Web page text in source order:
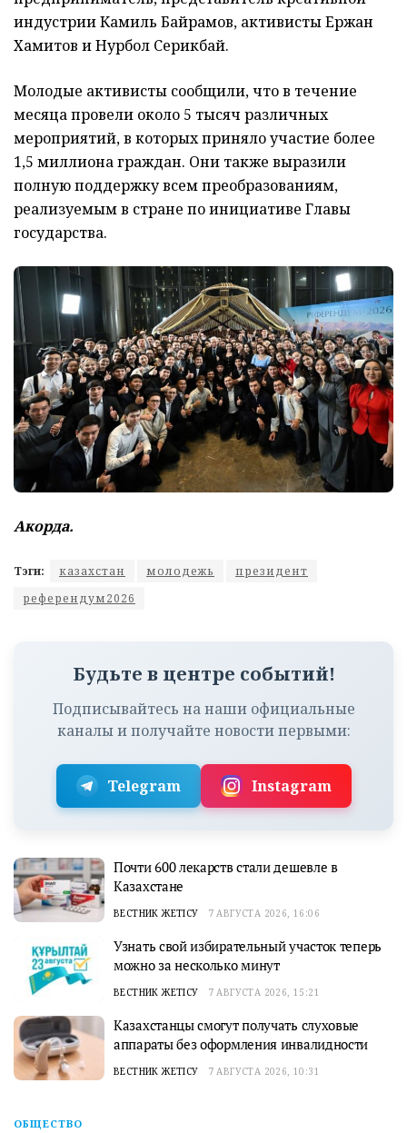
индустрии Камиль Байрамов, активисты Ержан
Хамитов и Нурбол Серикбай.
Молодые активисты сообщили, что в течение
месяца провели около 5 тысяч различных
мероприятий, в которых приняло участие более
1,5 миллиона граждан. Они также выразили
полную поддержку всем преобразованиям,
реализуемым в стране по инициативе Главы
государства.
Акорда.
Тэги: казахстан молодежь
президент
референдум2026
Будьте в центре событий!
Подписывайтесь на наши официальные
каналы и получайте новости первыми:
Telegram Instagram
Почти 600 лекарств стали дешевле в
Казахстане
ВЕСТНИК ЖЕТІСУ 7 АВГУСТА 2026, 16:06
Узнать свой избирательный участок теперь
можно за несколько минут
ВЕСТНИК ЖЕТІСУ 7 АВГУСТА 2026, 15:21
Казахстанцы смогут получать слуховые
аппараты без оформления инвалидности
ВЕСТНИК ЖЕТІСУ 7 АВГУСТА 2026, 10:31
ОБЩЕСТВО